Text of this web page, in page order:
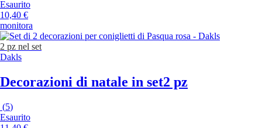
Esaurito
10,40 €
monitora
2 pz nel set
Dakls
Decorazioni di natale in set2 pz
(5)
Esaurito